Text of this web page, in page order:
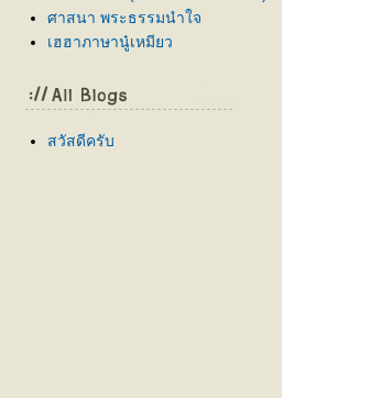
ศาสนา พระธรรมนำใจ
เฮฮาภาษานู๋เหมียว
สวัสดีครับ